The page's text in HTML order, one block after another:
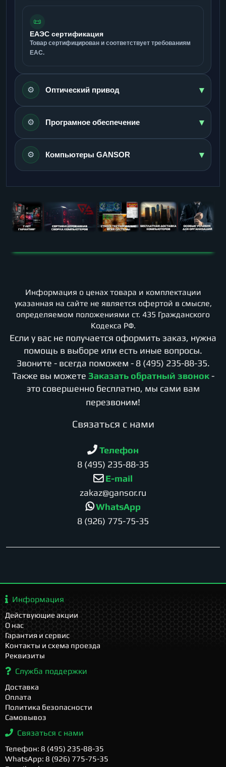
📜
ЕАЭС сертификация
Товар сертифицирован и соответствует требованиям
ЕАС.
⚙️ Оптический привод ▾
⚙️ Програмное обеспечение ▾
⚙️ Компьютеры GANSOR ▾
Информация о ценах товара и комплектации
указанная на сайте не является офертой в смысле,
определяемом положениями ст. 435 Гражданского
Кодекса РФ.
Если у вас не получается оформить заказ, нужна
помощь в выборе или есть иные вопросы.
Звоните - всегда поможем - 8 (495) 235-88-35.
Также вы можете Заказать обратный звонок -
это совершенно бесплатно, мы сами вам
перезвоним!
Cвязаться с нами
Телефон
8 (495) 235-88-35
E-mail
zakaz@gansor.ru
WhatsApp
8 (926) 775-75-35
Информация
Действующие акции
О нас
Гарантия и сервис
Контакты и схема проезда
Реквизиты
Служба поддержки
Доставка
Оплата
Политика безопасности
Самовывоз
Связаться с нами
Телефон: 8 (495) 235-88-35
WhatsApp: 8 (926) 775-75-35